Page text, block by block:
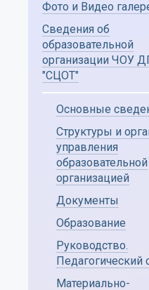
Фото и Видео
Сведения об
образовательной
организации ЧОУ
"СЦОТ"
Основные
Структуры и
управления
образовательной
организацией
Документы
Образование
Руководство.
Педагогический
Материально-